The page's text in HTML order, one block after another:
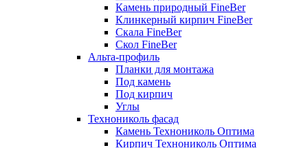
Камень природный FineBer
Клинкерный кирпич FineBer
Скала FineBer
Скол FineBer
Альта-профиль
Планки для монтажа
Под камень
Под кирпич
Углы
Технониколь фасад
Камень Технониколь Оптима
Кирпич Технониколь Оптима